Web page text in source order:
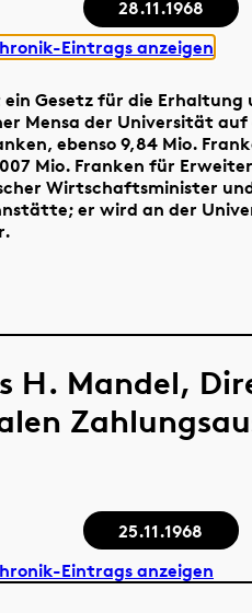
28.11.1968
Eintrags anzeigen
Gesetz für die Erhaltung
Mensa der Universität
ebenso 9,84 Mio.
Mio. Franken für
Wirtschaftsminister
er wird an der
H. Mandel,
25.11.1968
Eintrags anzeigen